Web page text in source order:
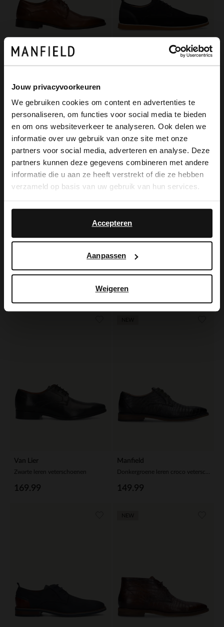
Jouw privacyvoorkeuren
We gebruiken cookies om content en advertenties te
personaliseren, om functies voor social media te bieden
en om ons websiteverkeer te analyseren. Ook delen we
informatie over uw gebruik van onze site met onze
partners voor social media, adverteren en analyse. Deze
partners kunnen deze gegevens combineren met andere
informatie die u aan ze heeft verstrekt of die ze hebben
verzameld op basis van uw gebruik van hun services.
Accepteren
Aanpassen
Weigeren
Taupe suède veterschoenen Zwarte leren veterschoenen
279.99
Van Lier
Zwarte leren veterschoenen
169.99
Manfield
149.99
×
View this website in English?
It looks like your language isn't Dutch. Would
you like to switch to English?
English